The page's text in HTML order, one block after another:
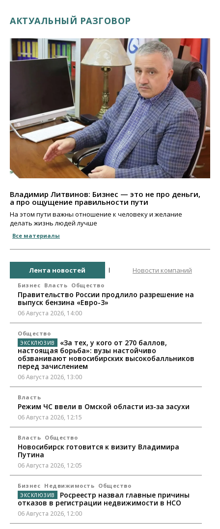
АКТУАЛЬНЫЙ РАЗГОВОР
Владимир Литвинов: Бизнес — это не про деньги,
а про ощущение правильности пути
На этом пути важны отношение к человеку и желание
делать жизнь людей лучше
Все материалы
Лента новостей Новости компаний
Бизнес Власть Общество
Правительство России продлило разрешение на
выпуск бензина «Евро-3»
06 Августа 2026, 14:00
Общество
«За тех, у кого от 270 баллов,
настоящая борьба»: вузы настойчиво
обзванивают новосибирских высокобалльников
перед зачислением
06 Августа 2026, 13:00
Власть
Режим ЧС ввели в Омской области из-за засухи
06 Августа 2026, 12:15
Власть Общество
Новосибирск готовится к визиту Владимира
Путина
06 Августа 2026, 12:05
Бизнес Недвижимость Общество
Росреестр назвал главные причины
отказов в регистрации недвижимости в НСО
06 Августа 2026, 12:00